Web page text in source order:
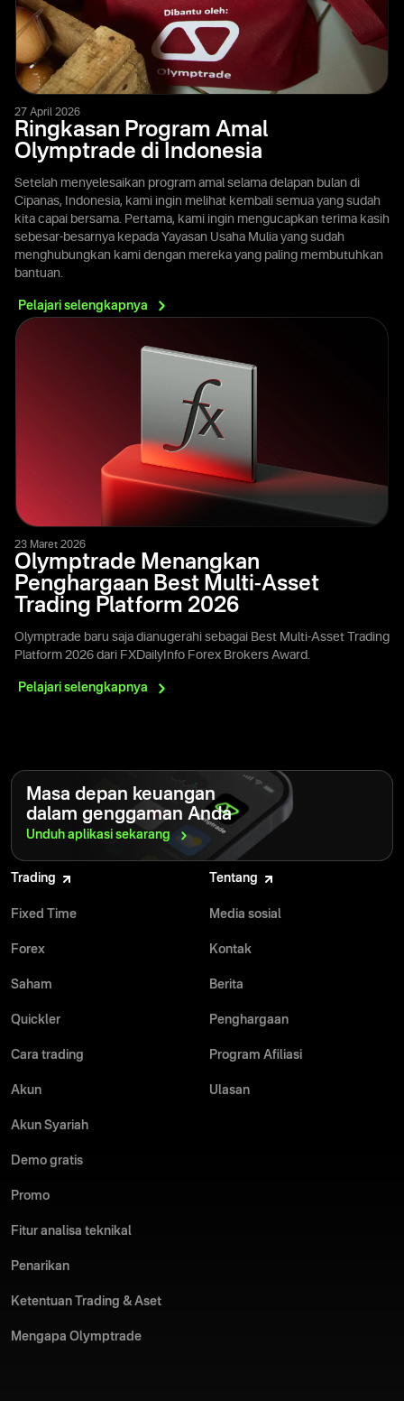
27 April 2026
Ringkasan Program Amal
Olymptrade di Indonesia
Setelah menyelesaikan program amal selama delapan bulan di
Cipanas, Indonesia, kami ingin melihat kembali semua yang sudah
kita capai bersama. Pertama, kami ingin mengucapkan terima kasih
sebesar-besarnya kepada Yayasan Usaha Mulia yang sudah
menghubungkan kami dengan mereka yang paling membutuhkan
bantuan.
Pelajari selengkapnya
23 Maret 2026
Olymptrade Menangkan
Penghargaan Best Multi-Asset
Trading Platform 2026
Olymptrade baru saja dianugerahi sebagai Best Multi-Asset Trading
Platform 2026 dari FXDailyInfo Forex Brokers Award.
Pelajari selengkapnya
Masa depan keuangan
dalam genggaman Anda
Unduh aplikasi sekarang
Trading
Fixed Time
Forex
Saham
Quickler
Cara trading
Akun
Akun Syariah
Demo gratis
Promo
Fitur analisa teknikal
Penarikan
Ketentuan Trading & Aset
Mengapa Olymptrade
Tentang
Media sosial
Kontak
Berita
Penghargaan
Program Afiliasi
Ulasan